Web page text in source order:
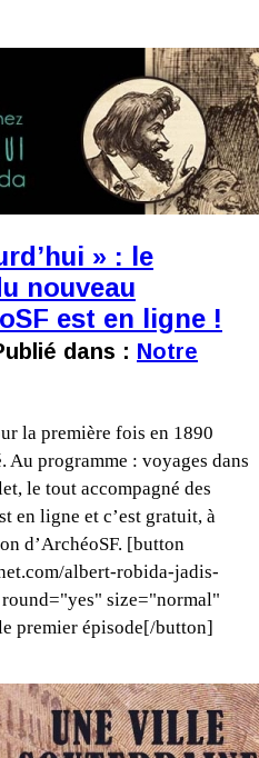
» : le
nouveau
est en ligne !
dans : Notre
la première fois en 1890
Au programme : voyages dans
le tout accompagné des
en ligne et c’est gratuit, à
d’ArchéoSF. [button
albert-robida-jadis-
size="normal"
premier épisode[/button]